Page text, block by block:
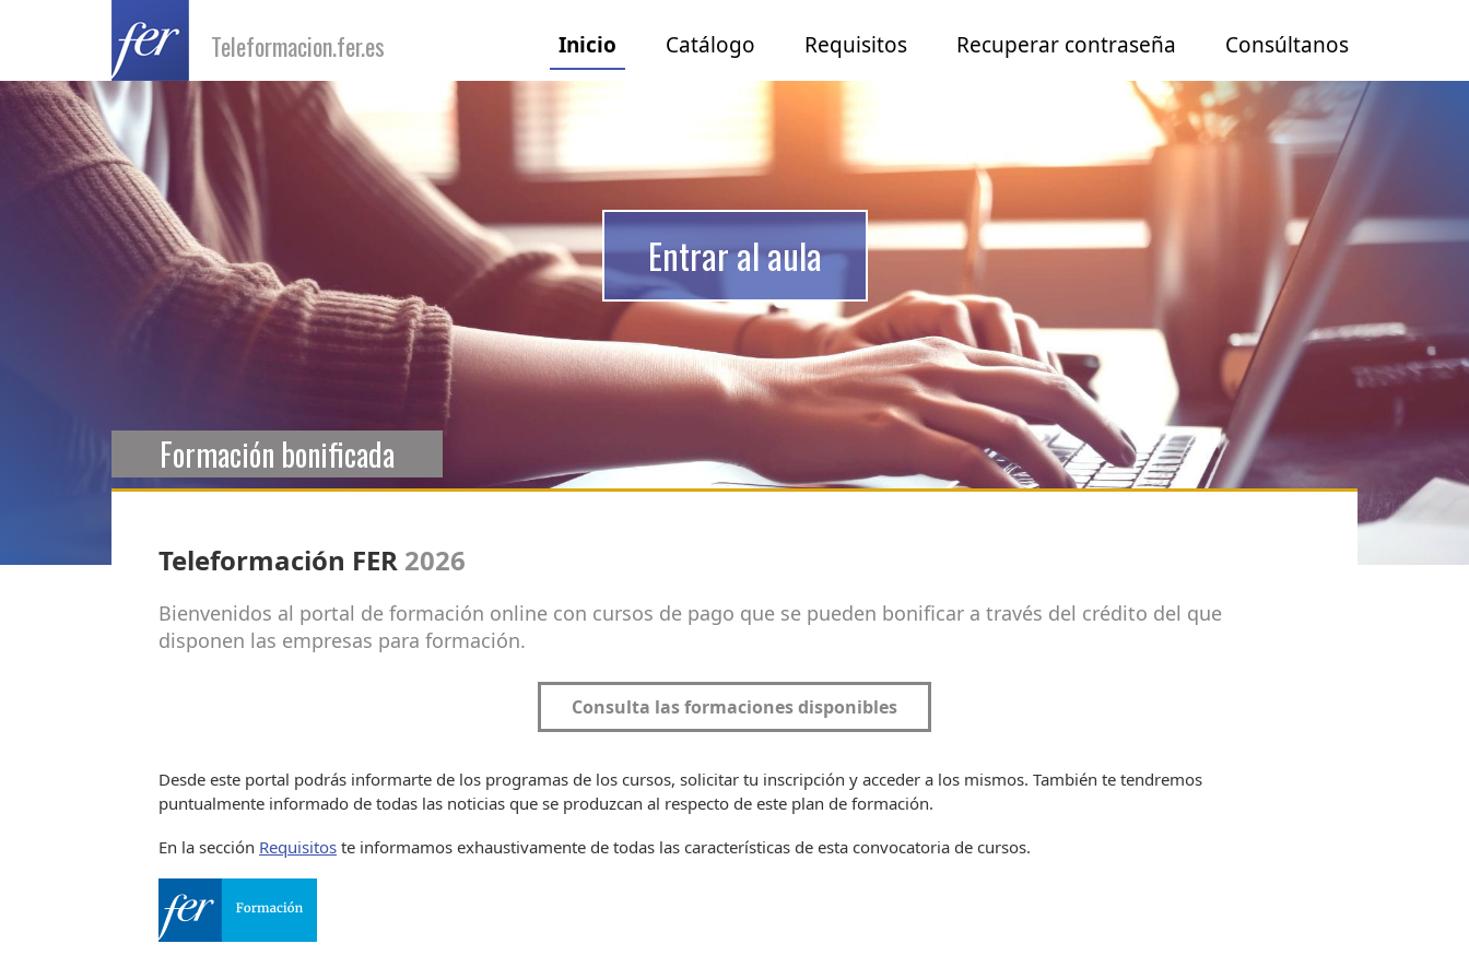
Teleformacion.fer.es Inicio Catálogo Requisitos Recuperar contraseña Consúltanos
Entrar al aula
Formación bonificada
Teleformación FER 2026
Bienvenidos al portal de formación online con cursos de pago que se pueden bonificar a través del crédito del que
disponen las empresas para formación.
Consulta las formaciones disponibles
Desde este portal podrás informarte de los programas de los cursos, solicitar tu inscripción y acceder a los mismos. También te tendremos
puntualmente informado de todas las noticias que se produzcan al respecto de este plan de formación.
En la sección Requisitos te informamos exhaustivamente de todas las características de esta convocatoria de cursos.